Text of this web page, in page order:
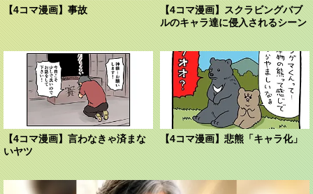
【4コマ漫画】事故
【4コマ漫画】スクラビングバブ
ルのキャラ達に侵入されるシーン
【4コマ漫画】言わなきゃ済まな
いヤツ
【4コマ漫画】悲熊「キャラ化」